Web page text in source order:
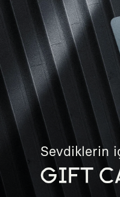
Sevdiklerin
GIFT